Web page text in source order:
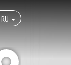
RU